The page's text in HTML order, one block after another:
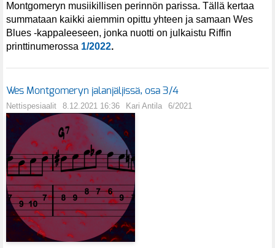
Montgomeryn musiikillisen perinnön parissa. Tällä kertaa
summataan kaikki aiemmin opittu yhteen ja samaan Wes
Blues -kappaleeseen, jonka nuotti on julkaistu Riffin
printtinumerossa 1/2022.
Wes Montgomeryn jalanjäljissä, osa 3/4
Nettispesiaalit 8.12.2021 16:36 Kari Antila 6/2021